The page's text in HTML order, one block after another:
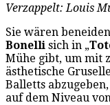
Verzappelt: Louis
Sie wären
Bonelli sich in „
Mühe gibt, um mit
ästhetische
Balletts
auf dem Niveau